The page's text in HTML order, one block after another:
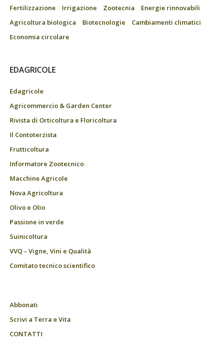
Fertilizzazione
Irrigazione Zootecnia
Energie rinnovabili
Agricoltura biologica
Biotecnologie
Cambiamenti climatici
Economia circolare
EDAGRICOLE
Edagricole
Agricommercio & Garden Center
Rivista di Orticoltura e Floricoltura
Il Contoterzista
Frutticoltura
Informatore Zootecnico
Macchine Agricole
Nova Agricoltura
Olivo e Olio
Passione in verde
Suinicoltura
VVQ – Vigne, Vini e Qualità
Comitato tecnico scientifico
Abbonati
Scrivi a Terra e Vita
CONTATTI